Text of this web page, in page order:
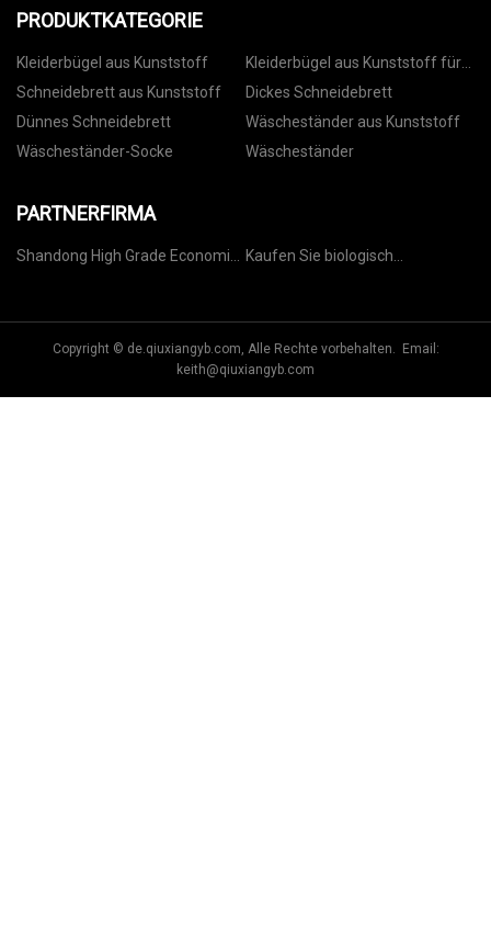
PRODUKTKATEGORIE
Kleiderbügel aus Kunststoff
Kleiderbügel aus Kunststoff für
Hosen
Schneidebrett aus Kunststoff
Dickes Schneidebrett
Dünnes Schneidebrett
Wäscheständer aus Kunststoff
Wäscheständer-Socke
Wäscheständer
PARTNERFIRMA
Shandong High Grade Economic
Kaufen Sie biologisch
Copyright © de.qiuxiangyb.com, Alle Rechte vorbehalten. Email:
keith@qiuxiangyb.com